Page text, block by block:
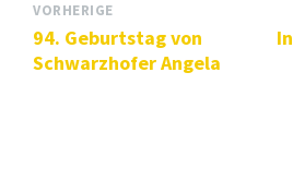
VORHERIGE
94. Geburtstag von
Schwarzhofer Angela